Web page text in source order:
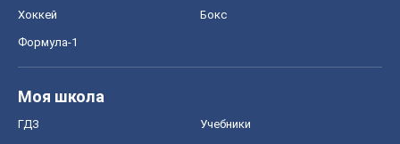
Хоккей Бокс
Формула-1
Моя школа
ГДЗ Учебники